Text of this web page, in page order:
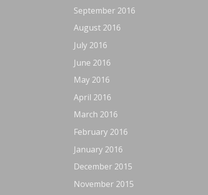
September 2016
August 2016
July 2016
June 2016
May 2016
April 2016
March 2016
February 2016
January 2016
December 2015
November 2015